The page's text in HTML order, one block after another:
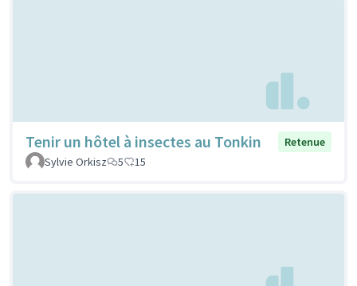
Tenir un hôtel à insectes au Tonkin
Retenue
Sylvie Orkisz
5 15